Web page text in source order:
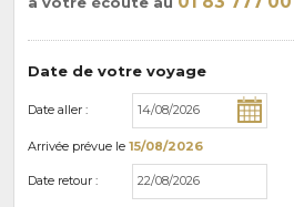
Date de votre voyage
Date aller :
Arrivée prévue le 15/08/2026
Date retour :